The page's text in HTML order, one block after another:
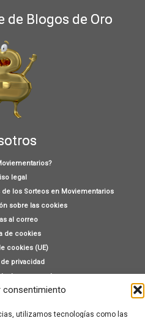
consentimiento
utilizamos tecnologías como las
de Blogos de Oro
legal
de los Sorteos en Moviementarios
sobre las cookies
al correo
de cookies
cookies (UE)
privacidad
con nosotros